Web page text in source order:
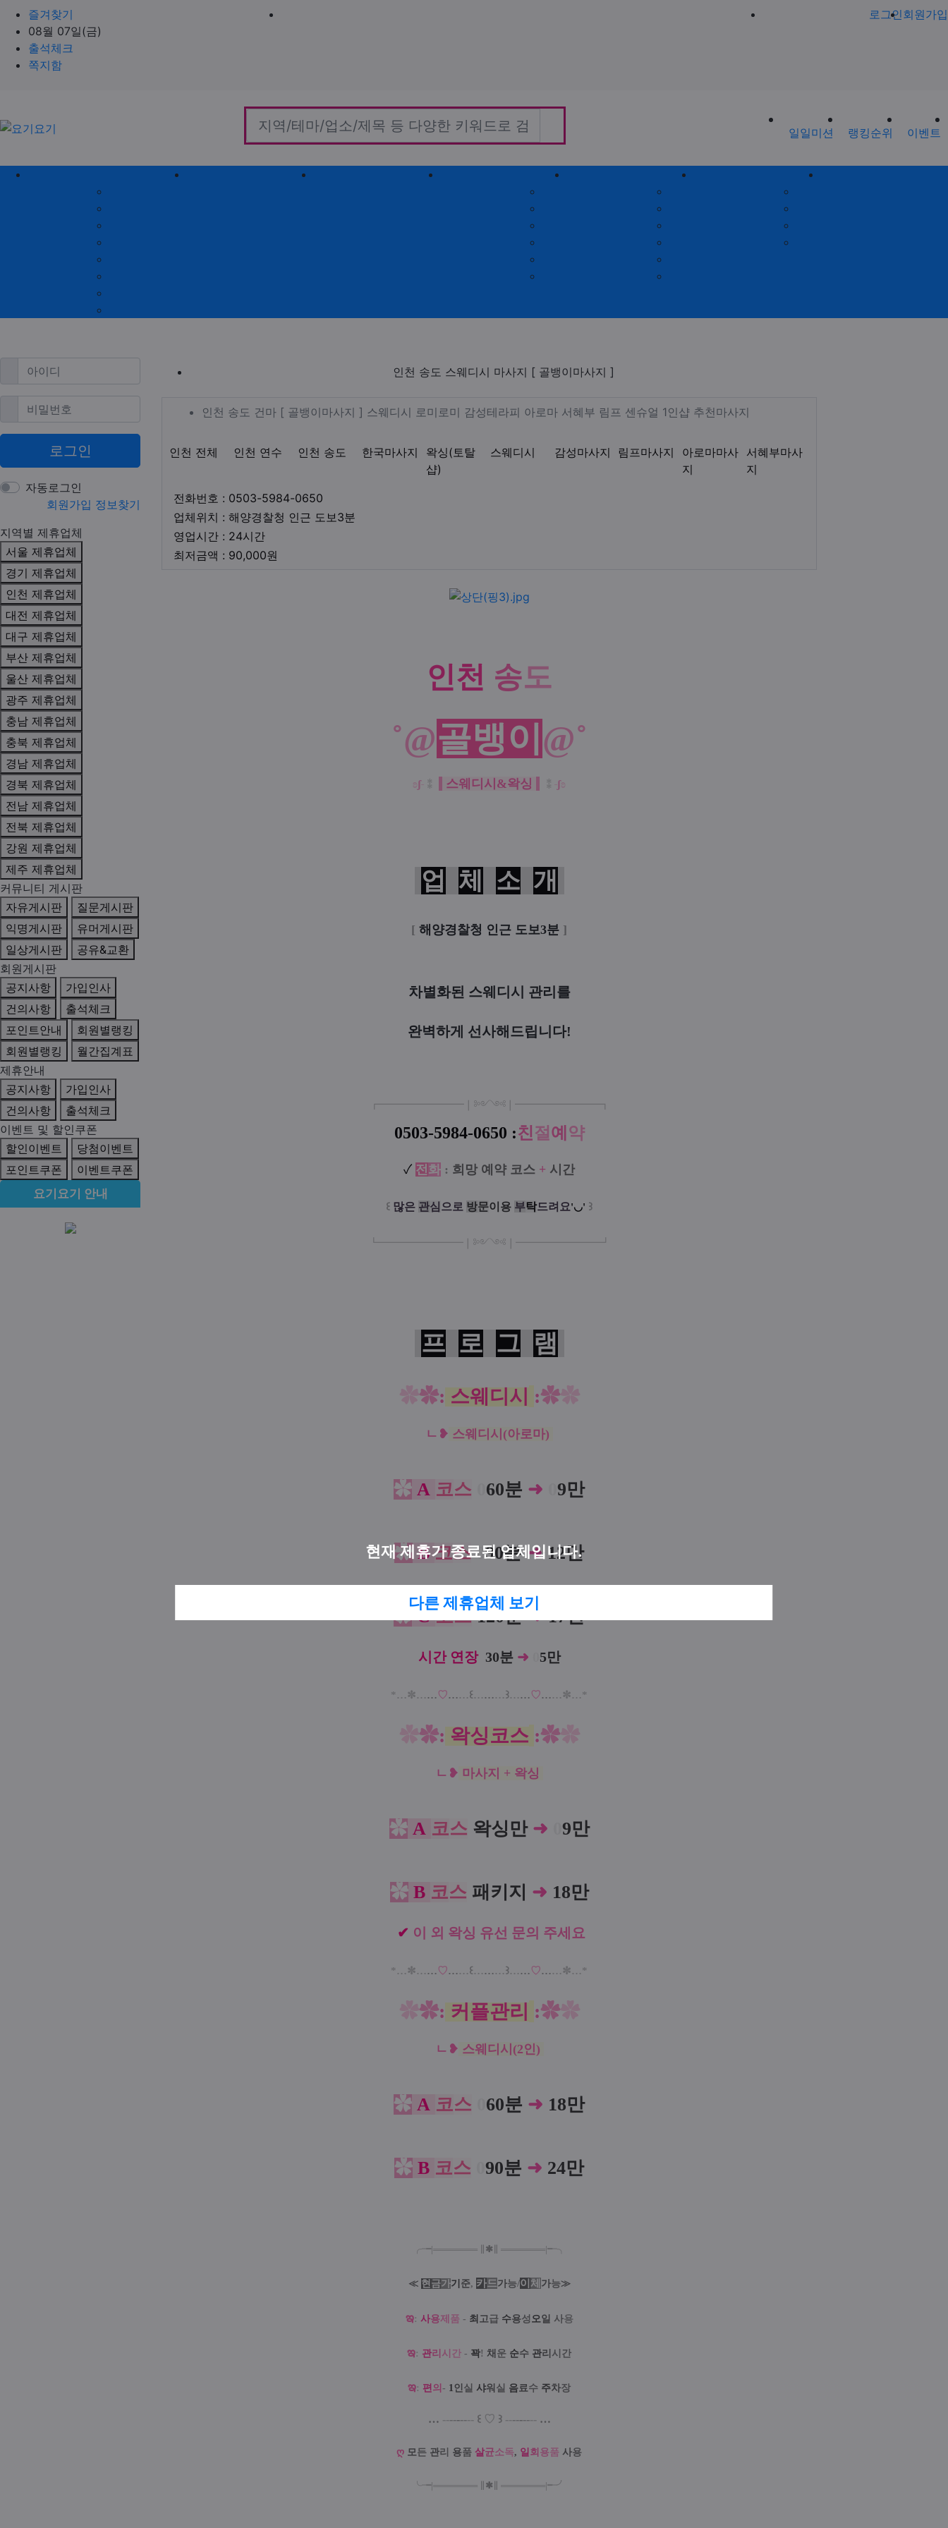
즐겨찾기
08월 07일(금)
출석체크
쪽지함
로그인회원가입
일일미션 랭킹순위 이벤트
홈으로
현재 제휴가 종료된 업체입니다.
다른 제휴업체 보기
인천 송도 스웨디시 마사지 [ 골뱅이마사지 ]
인천 송도 스웨디시 마사지 [ 골뱅이마사지 ]
업체 정보
인천 송도 건마 [ 골뱅이마사지 ] 스웨디시 로미로미 감성테라피 아로마 서
인천 송도 건마 [ 골뱅이마사지 ] 스웨디시 로미로미 감성테라피 아로마 서혜부 림프 센슈얼 1인샵 추천마사지
인천 전체 인천 연수 인천 송도
지역1 한국마사지
왁싱(토탈
샵)
스웨디시 감성마사지 림프마사지
아로마마사
지
서혜부마사
지
테마
전화번호 : 0503-5984-0650
업체위치 : 해양경찰청 인근 도보3분
영업시간 : 24시간영업시간
최저금액 : 90,000원
인천 송도
˚@골뱅이 @˚
ʚʃ ⁑ 스웨디시&왁싱 ⁑ ʃʚ
업 체 소 개
[해양경찰청 인근 도보3분 ]
차별화된 스웨디시 관리를
완벽하게 선사해드립니다!
┏━━━━━━━━❘༻༺❘ ━━━━━━━━┓
0503-5984-0650 :친절 예 약
✓ 전 화 : 희망 예약 코스 + 시간
꒰ 많은 관심 으로 방문이 용 부탁드려요'◡' ꒱
┗━━━━━━━━❘༻༺❘ ━━━━━━━━┛
프 로 그 램
✿✿: 스웨디시 :✿✿
ㄴ ❥ 스웨디시(아로마)
✿ A 코스 60분 ➜ 09만
✿ B코스 090분➜12만
✿C코스 120분➜17만
시간 연장 30분 ➜ 5만
*…✼……♡……꒰………꒱ ……♡…… ✼…*
✿✿: 왁싱코스 :✿✿
ㄴ ❥ 마사지 + 왁싱
✿A 코스 왁싱만 ➜ 9만
✿B 코스 패키지 ➜ 18만
✔ 이 외 왁싱 유선 문의 주세요
*…✼……♡……꒰………꒱ ……♡…… ✼…*
✿✿: 커플관리 :✿✿
ㄴ ❥ 스웨디시(2인)
✿ A 코스 60분 ➜ 18만
✿ B 코스 090분 ➜ 24만
╭╼|═══════ ✱ ═══════|╾╮
≪ 현 금가기 준, 카드 가능/이 체 가능≫
ఇ: 사용제 품 - 최 고 급 수용성 오 일 사용
ఇ: 관리 시 간 - 꽉! 채 운 순수 관리 시간
ఇ: 편 의- 1 인 실 샤워 실 음료 수 주차장
… --------- ꒰ ♡ ꒱ --------- …
ღ 모 든 관리 용품 살균소독, 일 회 용품 사용
╰╼|═══════ ✱ ═══════|╾╯
아이디 필수
비밀번호필수
로그인
자동로그인
회원가입 정보찾기
지역별 제휴업체
서울 제휴업체
경기 제휴업체
인천 제휴업체
대전 제휴업체
대구 제휴업체
부산 제휴업체
울산 제휴업체
광주 제휴업체
충남 제휴업체
충북 제휴업체
경남 제휴업체
경북 제휴업체
전남 제휴업체
전북 제휴업체
강원 제휴업체
제주 제휴업체
커뮤니티 게시판
자유게시판
질문게시판
익명게시판
유머게시판
일상게시판
공유&교환
회원게시판
공지사항
가입인사
건의사항
출석체크
포인트안내
회원별랭킹
회원별랭킹
월간집계표
제휴안내
공지사항
가입인사
건의사항
출석체크
이벤트 및 할인쿠폰
할인이벤트
당첨이벤트
포인트쿠폰
이벤트쿠폰
요기요기 안내